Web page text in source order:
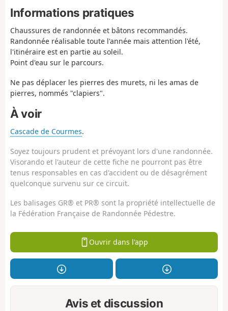
Informations pratiques
Chaussures de randonnée et bâtons recommandés.
Randonnée réalisable toute l'année mais attention l'été,
l'itinéraire est en partie au soleil.
Point d'eau sur le parcours.
Ne pas déplacer les pierres des murets, ni les amas de
pierres, nommés "clapiers".
À voir
Cascade de Courmes.
Soyez toujours prudent et prévoyant lors d'une randonnée.
Visorando et l'auteur de cette fiche ne pourront pas être
tenus responsables en cas d'accident ou de désagrément
quelconque survenu sur ce circuit.
Les balisages GR® et PR® sont la propriété intellectuelle de
la Fédération Française de Randonnée Pédestre.
Ouvrir dans l'app
Avis et discussion